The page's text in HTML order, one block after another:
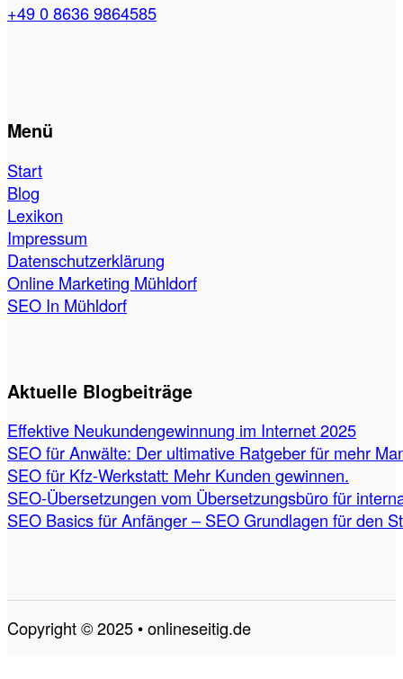
+49 0 8636 9864585
Menü
Start
Blog
Lexikon
Impressum
Datenschutzerklärung
Online Marketing Mühldorf
SEO In Mühldorf
Aktuelle Blogbeiträge
Effektive Neukundengewinnung im Internet 2025
SEO für Anwälte: Der ultimative Ratgeber für mehr
SEO für Kfz-Werkstatt: Mehr Kunden gewinnen.
SEO-Übersetzungen vom Übersetzungsbüro für
SEO Basics für Anfänger – SEO Grundlagen für den
Copyright © 2025 • onlineseitig.de